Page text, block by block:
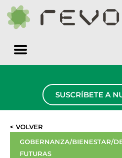
SUSCRÍBETE A
< VOLVER
GOBERNANZA/BIENESTAR/
FUTURAS